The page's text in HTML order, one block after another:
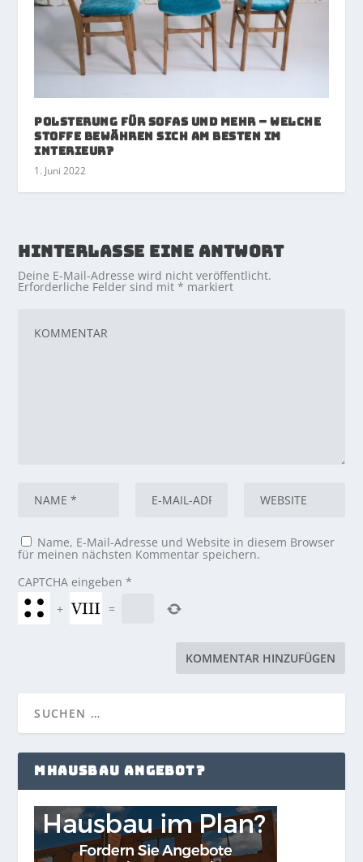
Polsterung für Sofas und mehr – welche
Stoffe bewähren sich am besten im
Interieur?
1. Juni 2022
HINTERLASSE EINE ANTWORT
Deine E-Mail-Adresse wird nicht veröffentlicht.
Erforderliche Felder sind mit* markiert
Name, E-Mail-Adresse und Website in diesem Browser
für meinen nächsten Kommentar speichern.
CAPTCHA eingeben *
+
=
MHAUSBAU ANGEBOT?